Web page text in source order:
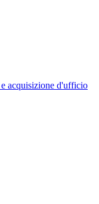
acquisizione d'ufficio